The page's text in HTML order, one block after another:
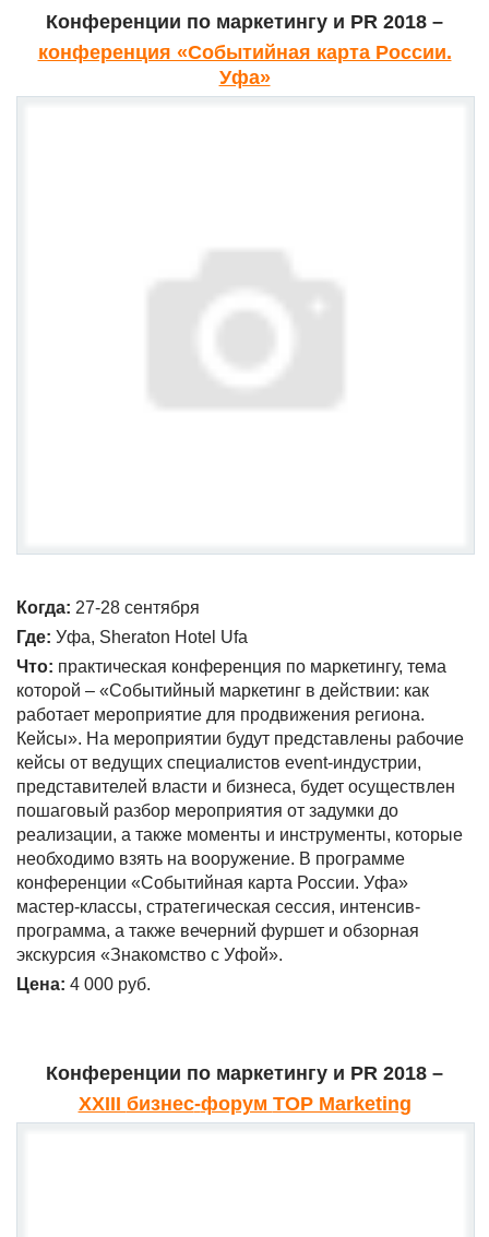
Конференции по маркетингу и PR 2018 –
конференция «Событийная карта России.
Уфа»
Когда: 27-28 сентября
Где: Уфа, Sheraton Hotel Ufa
Что: практическая конференция по маркетингу, тема
которой – «Событийный маркетинг в действии: как
работает мероприятие для продвижения региона.
Кейсы». На мероприятии будут представлены рабочие
кейсы от ведущих специалистов event-индустрии,
представителей власти и бизнеса, будет осуществлен
пошаговый разбор мероприятия от задумки до
реализации, а также моменты и инструменты, которые
необходимо взять на вооружение. В программе
конференции «Событийная карта России. Уфа»
мастер-классы, стратегическая сессия, интенсив-
программа, а также вечерний фуршет и обзорная
экскурсия «Знакомство с Уфой».
Цена: 4 000 руб.
Конференции по маркетингу и PR 2018 –
XXIII бизнес-форум TOP Marketing